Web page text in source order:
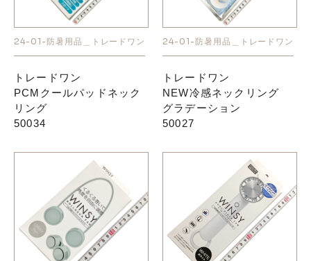
24-01-防暑用品＿トレードワン
トレードワン
PCMクールパッドネック
リング
50034
24-01-防暑用品＿トレードワン
トレードワン
NEW冷感ネックリング
グラデーション
50027